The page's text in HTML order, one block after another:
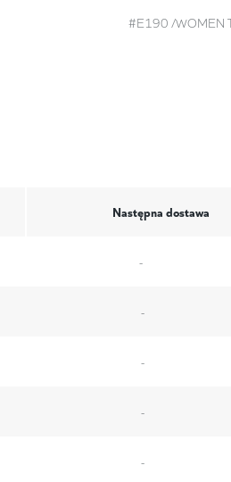
#E190 /WOMEN
Następna dostawa
-
-
-
-
-